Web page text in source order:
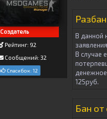
Создатель
Рейтинг: 92
Сообщений: 32
Спасибок: 12
В данной
В случае
125руб.
Бан